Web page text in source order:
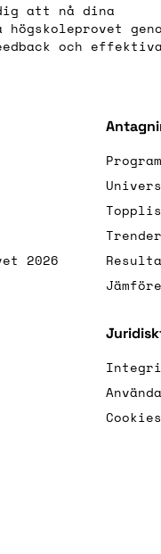
att nå dina
högskoleprovet
och effektiva
2026
Program
Trender
Cookies
fönster)